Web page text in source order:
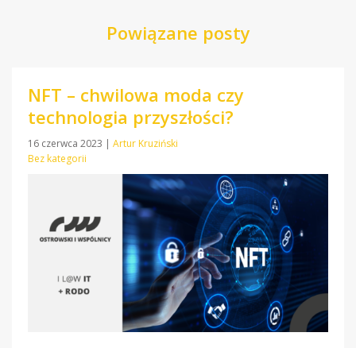
Powiązane posty
NFT – chwilowa moda czy
technologia przyszłości?
16 czerwca 2023 | Artur Kruziński
Bez kategorii